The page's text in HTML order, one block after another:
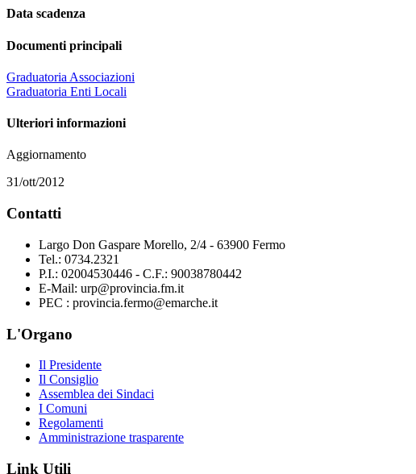
Data scadenza
Documenti principali
Graduatoria Associazioni
Graduatoria Enti Locali
Ulteriori informazioni
Aggiornamento
31/ott/2012
Contatti
Largo Don Gaspare Morello, 2/4 - 63900 Fermo
Tel.: 0734.2321
P.I.: 02004530446 - C.F.: 90038780442
E-Mail: urp@provincia.fm.it
PEC : provincia.fermo@emarche.it
L'Organo
Il Presidente
Il Consiglio
Assemblea dei Sindaci
I Comuni
Regolamenti
Amministrazione trasparente
Link Utili